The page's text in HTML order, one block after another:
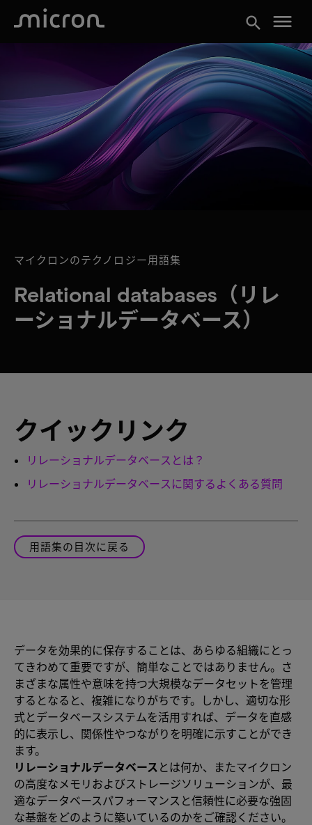
search menu
マイクロンのテクノロジー用語集
Relational databases（リレ
ーショナルデータベース）
クイックリンク
リレーショナルデータベースとは？
リレーショナルデータベースに関するよくある質問
用語集の目次に戻る
データを効果的に保存することは、あらゆる組織にとっ
てきわめて重要ですが、簡単なことではありません。さ
まざまな属性や意味を持つ大規模なデータセットを管理
するとなると、複雑になりがちです。しかし、適切な形
式とデータベースシステムを活用すれば、データを直感
的に表示し、関係性やつながりを明確に示すことができ
ます。
リレーショナルデータベース とは何か、またマイクロン
の高度なメモリおよびストレージソリューションが、最
適なデータベースパフォーマンスと信頼性に必要な強固
な基盤をどのように築いているのかをご確認ください。